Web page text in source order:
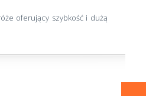
oferujący szybkość i dużą